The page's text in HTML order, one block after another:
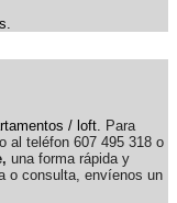
/ loft.
Para
al teléfon 607 495 318 o
una forma rápida y
o consulta, envíenos un